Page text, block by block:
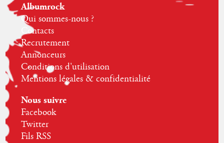
Albumrock
Qui sommes-nous ?
Contacts
Recrutement
Annonceurs
Conditions d'utilisation
Mentions légales & confidentialité
Nous suivre
Facebook
Twitter
Fils RSS